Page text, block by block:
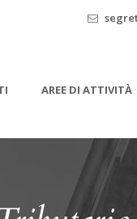
AREE DI ATTIVITÀ